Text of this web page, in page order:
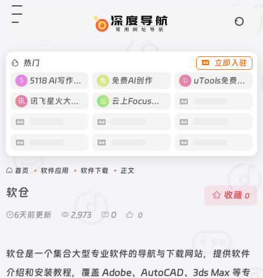
热门
立即入驻
5118 AI写作工具
免费AI创作 uTools免费工具箱
讯飞星火大模型 云上Focus接码
首页 • 软件应用 • 软件下载 • 正文
软仓
6天前更新 2,973 0 0
收藏 0
软仓是一个集合大型专业软件的导航与下载网站，提供软件
介绍和安装教程，覆盖 Adobe、AutoCAD、3ds Max 等专